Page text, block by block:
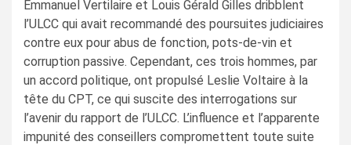
Emmanuel Vertilaire et Louis Gérald Gilles dribblent
l’ULCC qui avait recommandé des poursuites judiciaires
contre eux pour abus de fonction, pots-de-vin et
corruption passive. Cependant, ces trois hommes, par
un accord politique, ont propulsé Leslie Voltaire à la
tête du CPT, ce qui suscite des interrogations sur
l’avenir du rapport de l’ULCC. L’influence et l’apparente
impunité des conseillers compromettent toute suite